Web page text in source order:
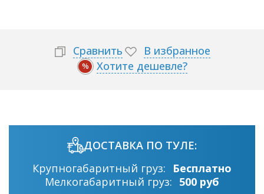
Сравнить В избранное
% Хотите дешевле?
ДОСТАВКА ПО ТУЛЕ:
Крупногабаритный груз:
Бесплатно
Мелкогабаритный груз: 500 руб